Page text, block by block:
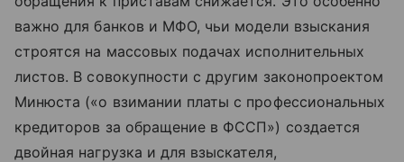
важно для банков и МФО, чьи модели взыскания
строятся на массовых подачах исполнительных
листов. В совокупности с другим законопроектом
Минюста («о взимании платы с профессиональных
кредиторов за обращение в ФССП») создается
двойная нагрузка и для взыскателя,